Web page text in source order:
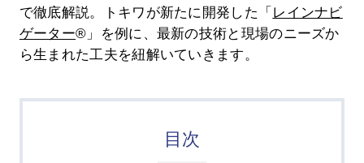
で徹底解説。トキワが新たに開発した「 レインナビ
ゲーター®」を例に、最新の技術と現場のニーズか
ら生まれた工夫を紐解いていきます。
目次